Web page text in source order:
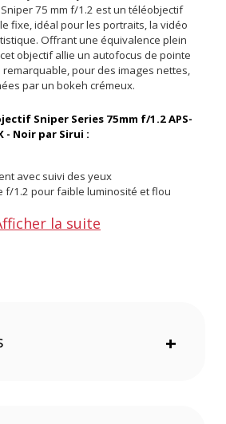
Sniper 75 mm f/1.2 est un téléobjectif
fixe, idéal pour les portraits, la vidéo
Offrant une équivalence plein
objectif allie un autofocus de pointe
pour des images nettes,
par un bokeh crémeux.
Sniper Series 75mm f/1.2 APS-
- Noir par Sirui :
avec suivi des yeux
f/1.2 pour faible luminosité et flou
112,5 mm pour portraits serrés
la suite
+